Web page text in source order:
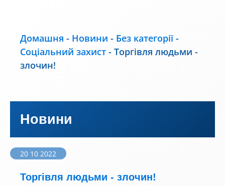
Домашня - Новини - Без категорії-
Соціальний захист - Торгівля людьми -
злочин!
Новини
20 10 2022
Торгівля людьми - злочин!